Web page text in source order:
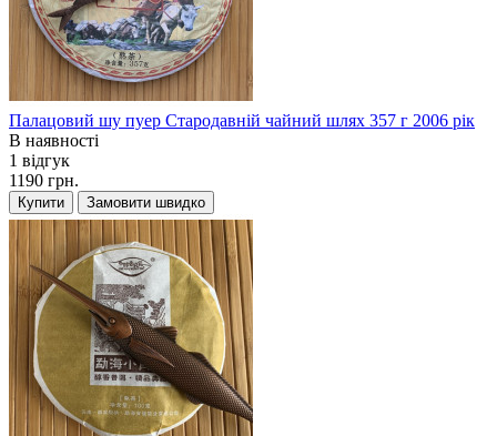
Палацовий шу пуер Стародавній чайний шлях 357 г 2006 рік
В наявності
1 відгук
1190 грн.
Купити Замовити швидко